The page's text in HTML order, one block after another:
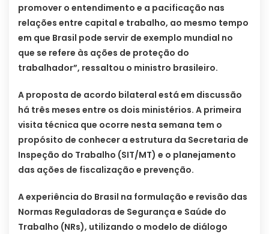
promover o entendimento e a pacificação nas
relações entre capital e trabalho, ao mesmo tempo
em que Brasil pode servir de exemplo mundial no
que se refere às ações de proteção do
trabalhador”, ressaltou o ministro brasileiro.
A proposta de acordo bilateral está em discussão
há três meses entre os dois ministérios. A primeira
visita técnica que ocorre nesta semana tem o
propósito de conhecer a estrutura da Secretaria de
Inspeção do Trabalho (SIT/MT) e o planejamento
das ações de fiscalização e prevenção.
A experiência do Brasil na formulação e revisão das
Normas Reguladoras de Segurança e Saúde do
Trabalho (NRs), utilizando o modelo de diálogo